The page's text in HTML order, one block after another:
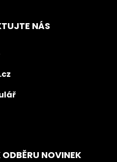
NÁS
ODBĚRU NOVINEK